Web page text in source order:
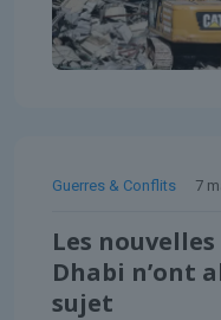
Guerres & Conflits 7
Les
Dhabi n’ont
sujet